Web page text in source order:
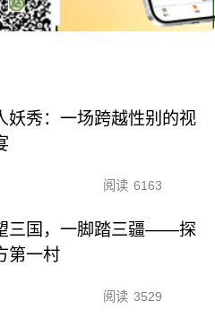
妖秀：一场跨越性别的视
阅读 6163
三国，一脚踏三疆——探
第一村
阅读 3529